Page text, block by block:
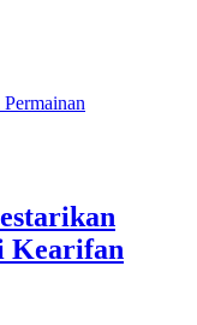
Kearifan